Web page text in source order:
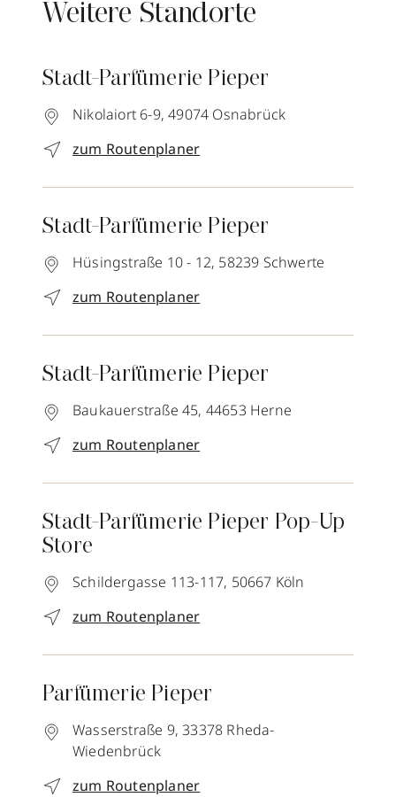
Weitere Standorte
Stadt-Parfümerie Pieper
Nikolaiort 6-9, 49074 Osnabrück
zum Routenplaner
Stadt-Parfümerie Pieper
Hüsingstraße 10 - 12, 58239 Schwerte
zum Routenplaner
Stadt-Parfümerie Pieper
Baukauerstraße 45, 44653 Herne
zum Routenplaner
Stadt-Parfümerie Pieper Pop-Up
Store
Schildergasse 113-117, 50667 Köln
zum Routenplaner
Parfümerie Pieper
Wasserstraße 9, 33378 Rheda-
Wiedenbrück
zum Routenplaner